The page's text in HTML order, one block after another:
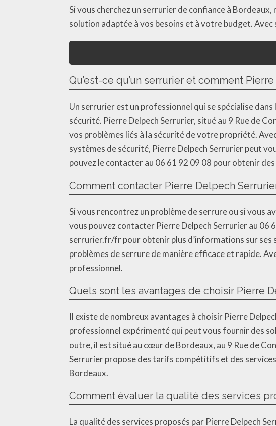
Si vous cherchez un serrurier de confiance à
solution adaptée à vos besoins et à votre budget.
Qu’est-ce qu’un serrurier et comment
Un serrurier est un professionnel qui se spécialise
sécurité. Pierre Delpech Serrurier, situé au 9 Rue de
vos problèmes liés à la sécurité de votre propriété.
systèmes de sécurité, Pierre Delpech Serrurier peut
pouvez le contacter au 06 61 92 09 08 pour obtenir
Comment contacter Pierre Delpech
Si vous rencontrez un problème de serrure ou si vous
vous pouvez contacter Pierre Delpech Serrurier au 06
serrurier.fr/fr pour obtenir plus d’informations sur ses
problèmes de serrure de manière efficace et rapide.
professionnel.
Quels sont les avantages de choisir Pierre
Il existe de nombreux avantages à choisir Pierre
professionnel expérimenté qui peut vous fournir des
outre, il est situé au cœur de Bordeaux, au 9 Rue de
Serrurier propose des tarifs compétitifs et des
Bordeaux.
Comment évaluer la qualité des services
La qualité des services proposés par Pierre Delpech